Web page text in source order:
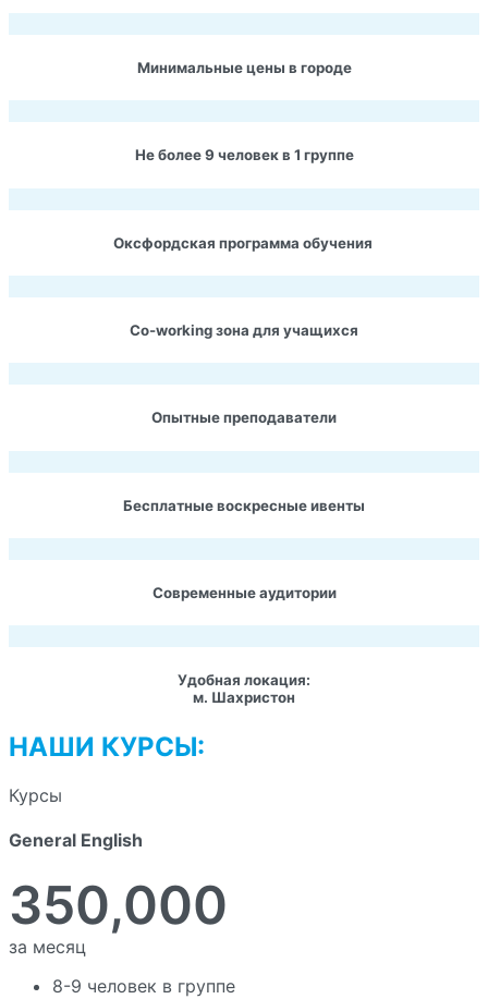
Минимальные цены в городе
Не более 9 человек в 1 группе
Оксфордская программа обучения
Co-working зона для учащихся
Опытные преподаватели
Бесплатные воскресные ивенты
Современные аудитории
Удобная локация:
м. Шахристон
НАШИ КУРСЫ:
Курсы
General English
350,000
за месяц
8-9 человек в группе